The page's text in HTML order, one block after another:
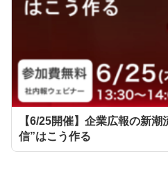
【6/25開催】企業広報の新
信”はこう作る